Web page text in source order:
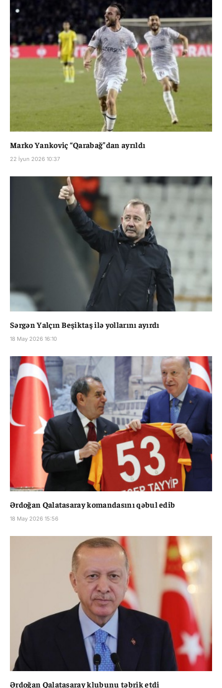
Marko Yankoviç “Qarabağ”dan ayrıldı
22 İyun 2026 10:37
Sərgən Yalçın Beşiktaş ilə yollarını ayırdı
18 May 2026 16:10
Ərdoğan Qalatasaray komandasını qəbul edib
18 May 2026 15:56
Ərdoğan Qalatasaray klubunu təbrik etdi